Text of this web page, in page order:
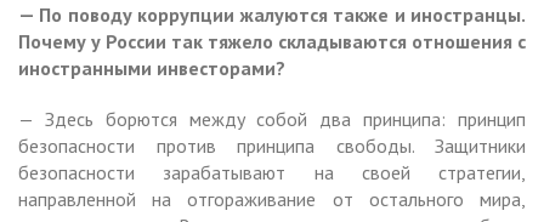
— По поводу коррупции жалуются также и иностранцы.
Почему у России так тяжело складываются отношения с
иностранными инвесторами?
— Здесь борются между собой два принципа: принцип
безопасности против принципа свободы. Защитники
безопасности зарабатывают на своей стратегии,
направленной на отгораживание от остального мира,